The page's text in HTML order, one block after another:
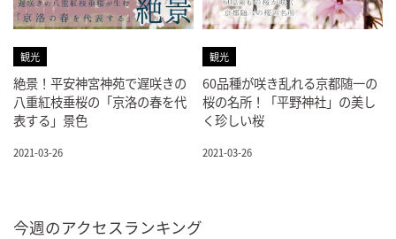
観光
絶景！平安神宮神苑で遅咲きの
八重紅枝垂桜の「京洛の春を代
表する」景色
2021-03-26
観光
60品種が咲き乱れる京都随一の
桜の名所！「平野神社」の美し
く珍しい桜
2021-03-26
今週のアクセスランキング